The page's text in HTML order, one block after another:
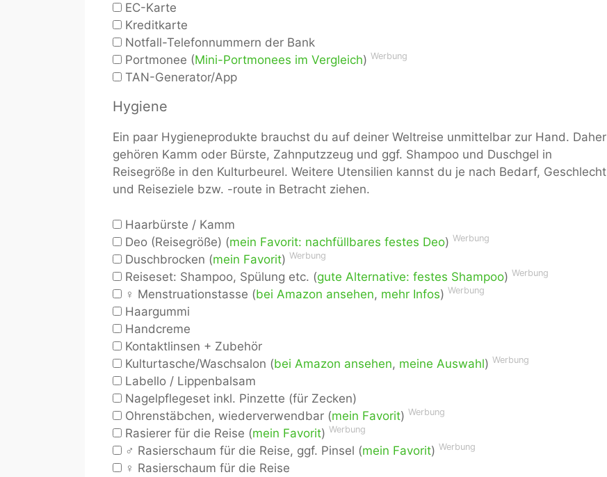
EC-Karte
Kreditkarte
Notfall-Telefonnummern der Bank
Portmonee (Mini-Portmonees im Vergleich) Werbung
TAN-Generator/App
Hygiene
Ein paar Hygieneprodukte brauchst du auf deiner Weltreise unmittelbar zur Hand. Daher
gehören Kamm oder Bürste, Zahnputzzeug und ggf. Shampoo und Duschgel in
Reisegröße in den Kulturbeurel. Weitere Utensilien kannst du je nach Bedarf, Geschlecht
und Reiseziele bzw. -route in Betracht ziehen.
Haarbürste / Kamm
Deo (Reisegröße) (mein Favorit: nachfüllbares festes Deo) Werbung
Duschbrocken (mein Favorit) Werbung
Reiseset: Shampoo, Spülung etc. (gute Alternative: festes Shampoo) Werbung
♀ Menstruationstasse (bei Amazon ansehen, mehr Infos) Werbung
Haargummi
Handcreme
Kontaktlinsen + Zubehör
Kulturtasche/Waschsalon (bei Amazon ansehen, meine Auswahl) Werbung
Labello / Lippenbalsam
Nagelpflegeset inkl. Pinzette (für Zecken)
Ohrenstäbchen, wiederverwendbar (mein Favorit) Werbung
Rasierer für die Reise (mein Favorit) Werbung
♂ Rasierschaum für die Reise, ggf. Pinsel (mein Favorit) Werbung
♀ Rasierschaum für die Reise